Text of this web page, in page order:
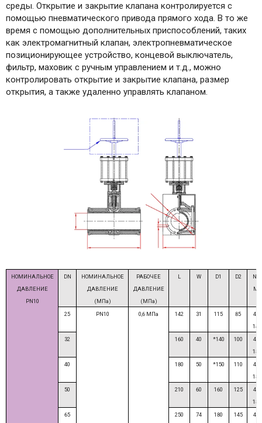
среды. Открытие и закрытие клапана контролируется с
помощью пневматического привода прямого хода. В то же
время с помощью дополнительных приспособлений, таких
как электромагнитный клапан, электропневматическое
позиционирующее устройство, концевой выключатель,
фильтр, маховик с ручным управлением и т.д., можно
контролировать открытие и закрытие клапана, размер
открытия, а также удаленно управлять клапаном.
НОМИНАЛЬНОЕ
ДАВЛЕНИЕ
PN10
DN
НОМИНАЛЬНОЕ
ДАВЛЕНИЕ
(МПа)
РАБОЧЕЕ
ДАВЛЕНИЕ
(МПа)
L W D1 D2
N-
M
25 PN10 0,6 МПа 142 31 115 85
4-
14
32
160 40 *140 100
4-
18
40
180 50 *150 110
4-
18
50
210 60 160 125
4-
18
65
250 74 180 145
4-